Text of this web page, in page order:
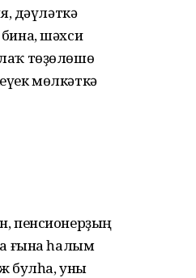
дәү­ләткә
шәхси
төҙөлөшө
мөлкәткә
пенсио­нер­ҙың
ғына һа­лым
булһа, уны